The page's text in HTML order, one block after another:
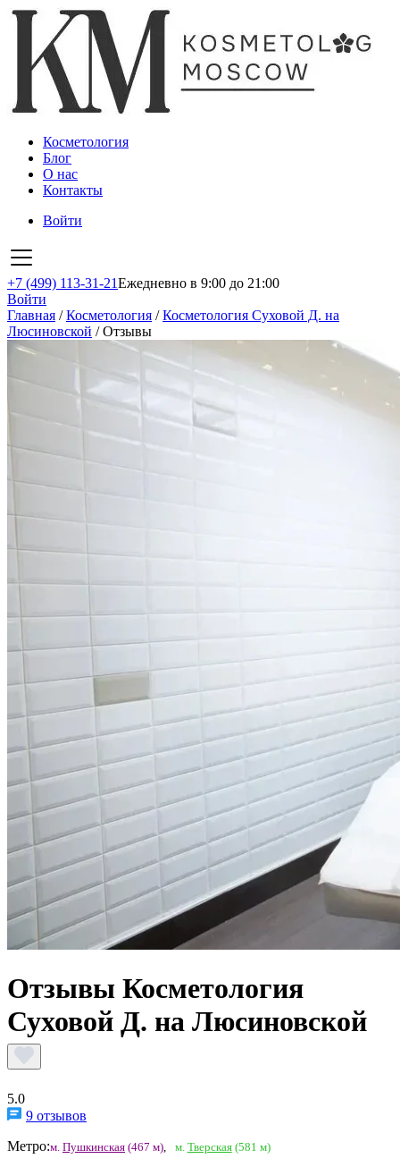
Косметология
Блог
О нас
Контакты
Войти
+7 (499) 113-31-21Ежедневно в 9:00 до 21:00
Войти
Главная /Косметология /Косметология Суховой Д. на
Люсиновской /Отзывы
Отзывы Косметология
Суховой Д. на Люсиновской
5.0
9 отзывов
Метро:м. Пушкинская (467 м) м. Тверская(581 м)